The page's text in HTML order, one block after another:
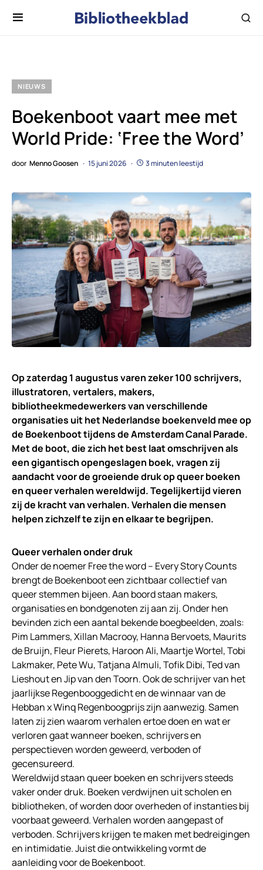
NIEUWS
Boekenboot vaart mee met
World Pride: ‘Free the Word’
door Menno Goosen 15 juni 2026 3 minuten leestijd
Op zaterdag 1 augustus varen zeker 100 schrijvers,
illustratoren, vertalers, makers,
bibliotheekmedewerkers van verschillende
organisaties uit het Nederlandse boekenveld mee op
de Boekenboot tijdens de Amsterdam Canal Parade.
Met de boot, die zich het best laat omschrijven als
een gigantisch opengeslagen boek, vragen zij
aandacht voor de groeiende druk op queer boeken
en queer verhalen wereldwijd. Tegelijkertijd vieren
zij de kracht van verhalen. Verhalen die mensen
helpen zichzelf te zijn en elkaar te begrijpen.
Queer verhalen onder druk
Onder de noemer Free the word – Every Story Counts
brengt de Boekenboot een zichtbaar collectief van
queer stemmen bijeen. Aan boord staan makers,
organisaties en bondgenoten zij aan zij. Onder hen
bevinden zich een aantal bekende boegbeelden, zoals:
Pim Lammers, Xillan Macrooy, Hanna Bervoets, Maurits
de Bruijn, Fleur Pierets, Haroon Ali, Maartje Wortel, Tobi
Lakmaker, Pete Wu, Tatjana Almuli, Tofik Dibi, Ted van
Lieshout en Jip van den Toorn. Ook de schrijver van het
jaarlijkse Regenbooggedicht en de winnaar van de
Hebban x Winq Regenboogprijs zijn aanwezig. Samen
laten zij zien waarom verhalen ertoe doen en wat er
verloren gaat wanneer boeken, schrijvers en
perspectieven worden geweerd, verboden of
gecensureerd.
Wereldwijd staan queer boeken en schrijvers steeds
vaker onder druk. Boeken verdwijnen uit scholen en
bibliotheken, of worden door overheden of instanties bij
voorbaat geweerd. Verhalen worden aangepast of
verboden. Schrijvers krijgen te maken met bedreigingen
en intimidatie. Juist die ontwikkeling vormt de
aanleiding voor de Boekenboot.